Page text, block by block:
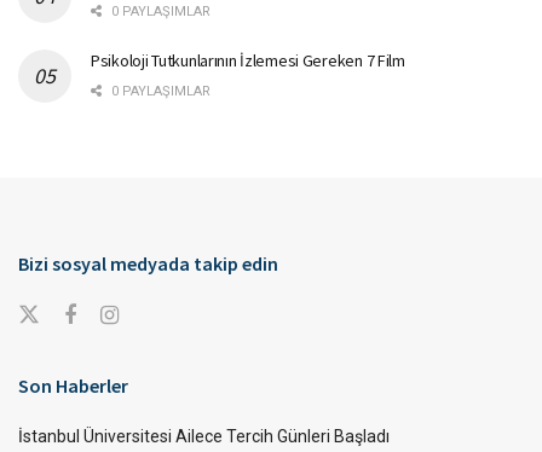
0 PAYLAŞIMLAR
Psikoloji Tutkunlarının İzlemesi Gereken 7 Film
0 PAYLAŞIMLAR
Bizi sosyal medyada takip edin
Son Haberler
İstanbul Üniversitesi Ailece Tercih Günleri Başladı